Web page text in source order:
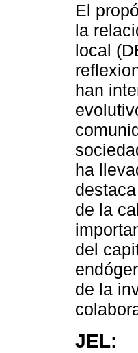
El
la
local
han
ha
de la
del
de la
JEL: